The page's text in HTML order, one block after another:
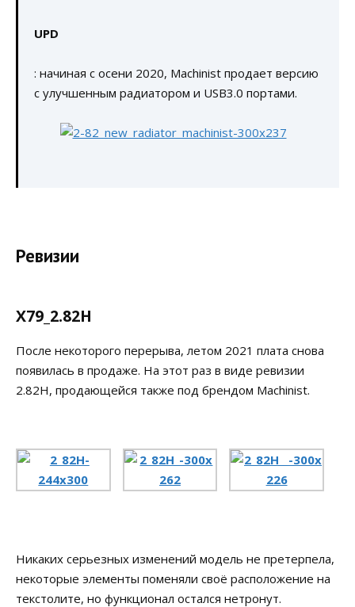
UPD
: начиная с осени 2020, Machinist продает версию
с улучшенным радиатором и USB3.0 портами.
Ревизии
X79_2.82H
После некоторого перерыва, летом 2021 плата снова
появилась в продаже. На этот раз в виде ревизии
2.82H, продающейся также под брендом Machinist.
Никаких серьезных изменений модель не претерпела,
некоторые элементы поменяли своё расположение на
текстолите, но функционал остался нетронут.